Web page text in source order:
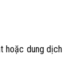
hoặc dung dịch